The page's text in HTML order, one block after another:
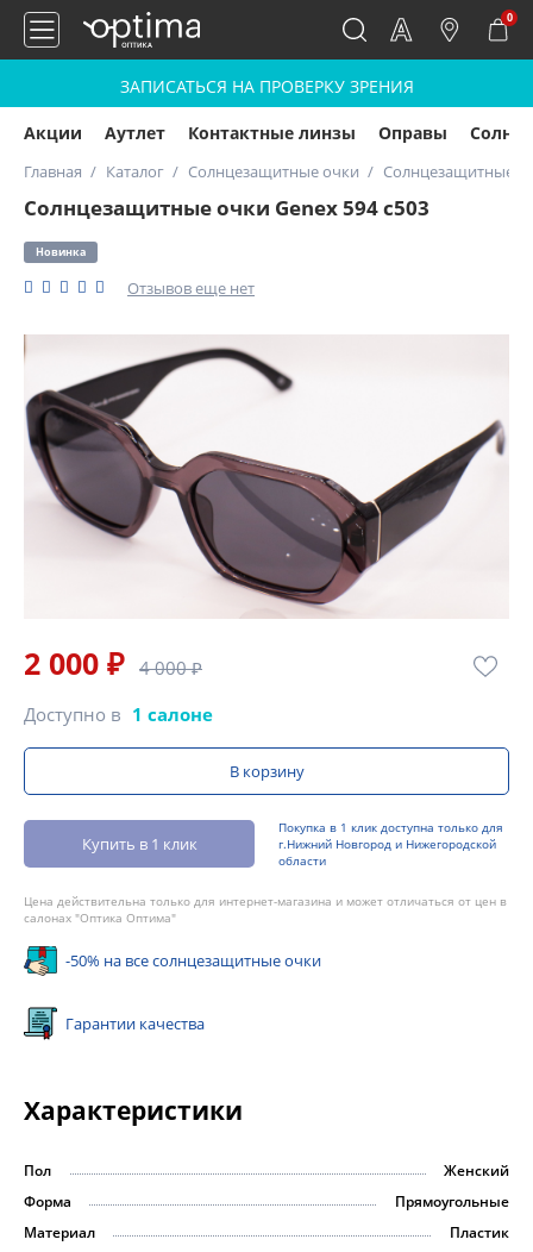
0
ЗАПИСАТЬСЯ НА ПРОВЕРКУ ЗРЕНИЯ
Акции Аутлет Контактные линзы Оправы
Главная Каталог Солнцезащитные очки Солнцезащитные
Солнцезащитные очки Genex 594 с503
Новинка
Отзывов еще нет
2 000 ₽ 4 000 ₽
Доступно в 1 салоне
В корзину
Купить в 1 клик
Покупка в 1 клик доступна только для
г.Нижний Новгород и Нижегородской
области
Цена действительна только для интернет-магазина и может отличаться от цен в
салонах "Оптика Оптима"
-50% на все солнцезащитные очки
Гарантии качества
Характеристики
Пол
Женский
Форма
Прямоугольные
Материал
Пластик